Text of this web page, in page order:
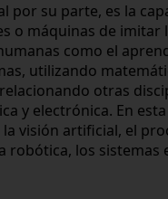
por su parte, es la
o máquinas de imitar
como el
utilizando
otras
y electrónica. En
visión artificial, el
robótica, los sistemas